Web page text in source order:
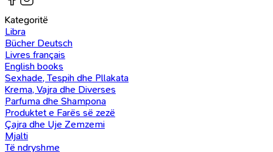
Kategoritë
Libra
Bücher Deutsch
Livres français
English books
Sexhade, Tespih dhe Pllakata
Krema, Vajra dhe Diverses
Parfuma dhe Shampona
Produktet e Farës së zezë
Çajra dhe Uje Zemzemi
Mjalti
Të ndryshme